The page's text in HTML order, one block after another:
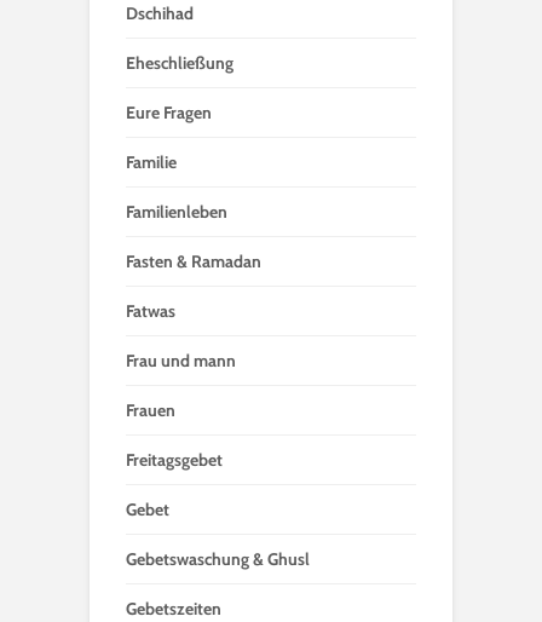
Dschihad
Eheschließung
Eure Fragen
Familie
Familienleben
Fasten & Ramadan
Fatwas
Frau und mann
Frauen
Freitagsgebet
Gebet
Gebetswaschung & Ghusl
Gebetszeiten